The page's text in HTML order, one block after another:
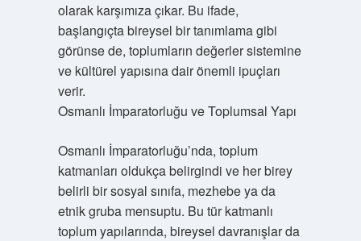
olarak karşımıza çıkar. Bu ifade,
başlangıçta bireysel bir tanımlama gibi
görünse de, toplumların değerler sistemine
ve kültürel yapısına dair önemli ipuçları
verir.
Osmanlı İmparatorluğu ve Toplumsal Yapı
Osmanlı İmparatorluğu’nda, toplum
katmanları oldukça belirgindi ve her birey
belirli bir sosyal sınıfa, mezhebe ya da
etnik gruba mensuptu. Bu tür katmanlı
toplum yapılarında, bireysel davranışlar da